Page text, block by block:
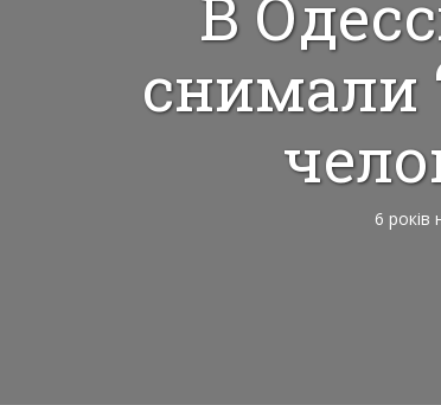
В
снимали
6 років